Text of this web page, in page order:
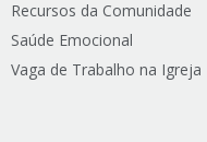
Recursos da Comunidade
Saúde Emocional
Vaga de Trabalho na Igreja